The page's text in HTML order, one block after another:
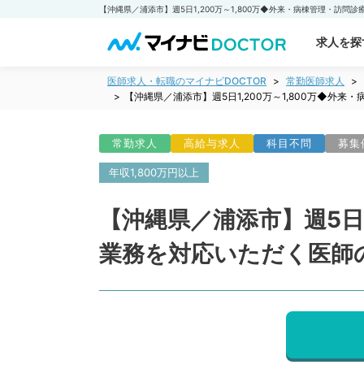
求人を探
医師求人・転職のマイナビDOCTOR
常勤医師求人
【沖縄県／浦添市】週5日1,200万～1,800万◆外来・
常勤求人 高給与求人 科目不問 募集
年収1,800万円以上
【沖縄県／浦添市】週
業務を対応いただく医師